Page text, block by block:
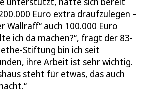
Euro extra draufzulegen –
Wallraff“ auch 100.000 Euro
ich da machen?“, fragt der 83-
Stiftung bin ich seit
ihre Arbeit ist sehr wichtig.
steht für etwas, das auch